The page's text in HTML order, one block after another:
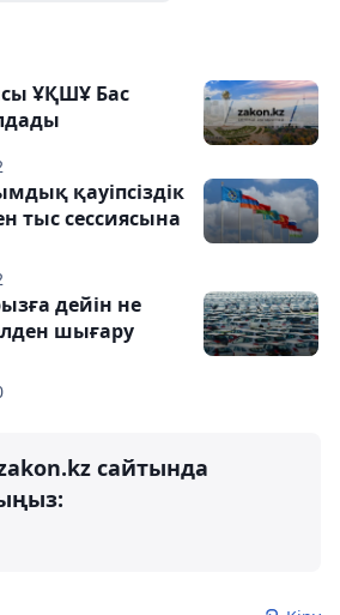
ҰҚШҰ Бас
қауіпсіздік
тыс сессиясына
дейін не
шығару
сайтында